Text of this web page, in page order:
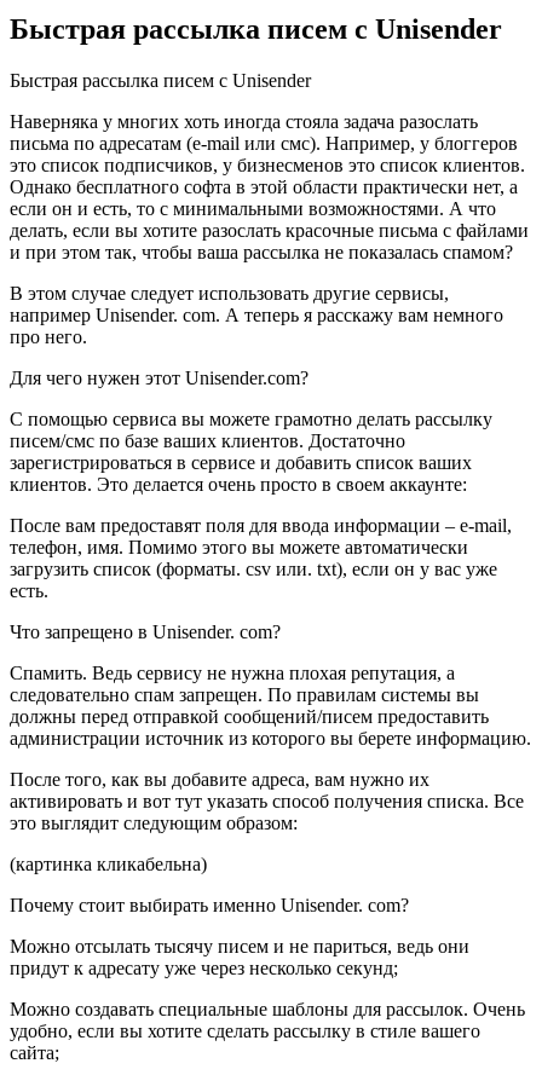
Быстрая рассылка писем с Unisender
Быстрая рассылка писем с Unisender
Наверняка у многих хоть иногда стояла задача разослать
письма по адресатам (e-mail или смс). Например, у блоггеров
это список подписчиков, у бизнесменов это список клиентов.
Однако бесплатного софта в этой области практически нет, а
если он и есть, то с минимальными возможностями. А что
делать, если вы хотите разослать красочные письма с файлами
и при этом так, чтобы ваша рассылка не показалась спамом?
В этом случае следует использовать другие сервисы,
например Unisender. com. А теперь я расскажу вам немного
про него.
Для чего нужен этот Unisender.com?
С помощью сервиса вы можете грамотно делать рассылку
писем/смс по базе ваших клиентов. Достаточно
зарегистрироваться в сервисе и добавить список ваших
клиентов. Это делается очень просто в своем аккаунте:
После вам предоставят поля для ввода информации – e-mail,
телефон, имя. Помимо этого вы можете автоматически
загрузить список (форматы. csv или. txt), если он у вас уже
есть.
Что запрещено в Unisender. com?
Спамить. Ведь сервису не нужна плохая репутация, а
следовательно спам запрещен. По правилам системы вы
должны перед отправкой сообщений/писем предоставить
администрации источник из которого вы берете информацию.
После того, как вы добавите адреса, вам нужно их
активировать и вот тут указать способ получения списка. Все
это выглядит следующим образом:
(картинка кликабельна)
Почему стоит выбирать именно Unisender. com?
Можно отсылать тысячу писем и не париться, ведь они
придут к адресату уже через несколько секунд;
Можно создавать специальные шаблоны для рассылок. Очень
удобно, если вы хотите сделать рассылку в стиле вашего
сайта;